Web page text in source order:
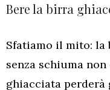
Bere la birra
Sfatiamo il mito: la
senza schiuma non
ghiacciata perderà